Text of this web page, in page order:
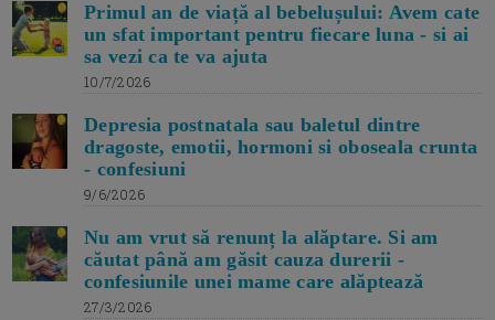
Primul an de viață al bebelușului: Avem cate
un sfat important pentru fiecare luna - si ai
sa vezi ca te va ajuta
10/7/2026
Depresia postnatala sau baletul dintre
dragoste, emotii, hormoni si oboseala crunta
- confesiuni
9/6/2026
Nu am vrut să renunț la alăptare. Si am
căutat până am găsit cauza durerii -
confesiunile unei mame care alăptează
27/3/2026